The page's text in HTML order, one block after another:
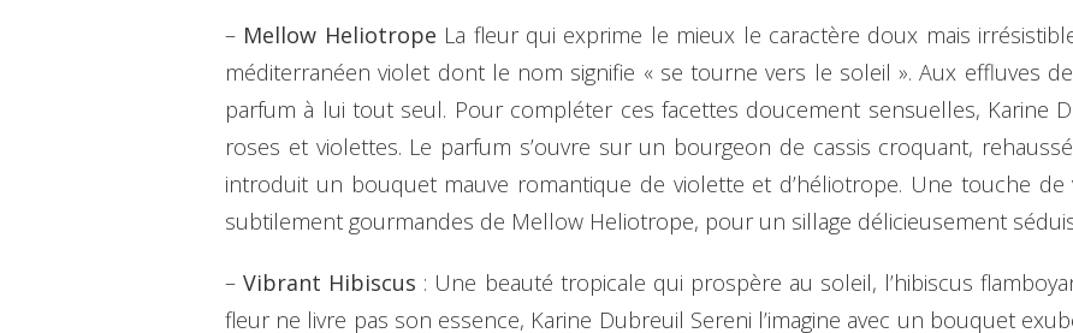
– Mellow Heliotrope La fleur qui exprime le mieux le caractère doux mais
méditerranéen violet dont le nom signifie « se tourne vers le soleil ». Aux effluves
parfum à lui tout seul. Pour compléter ces facettes doucement sensuelles, Karine
roses et violettes. Le parfum s’ouvre sur un bourgeon de cassis croquant,
introduit un bouquet mauve romantique de violette et d’héliotrope. Une touche
subtilement gourmandes de Mellow Heliotrope, pour un sillage délicieusement
–Vibrant Hibiscus : Une beauté tropicale qui prospère au soleil, l’hibiscus
fleur ne livre pas son essence, Karine Dubreuil Sereni l’imagine avec un bouquet